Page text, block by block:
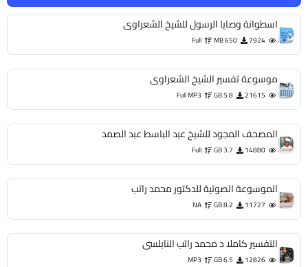
اسطوانة وصايا الرسول للشيخ الشعراوى
7924
650 MB
Full
موسوعة تفسير الشيخ الشعراوى
21615
5.8 GB
Full MP3
المصحف المجود للشيخ عبد الباسط عبد الصمد
14880
3.7 GB
Full
الموسوعة الصوتية للدكتور محمد راتب
11727
8.2 GB
NA
التفسير كاملا د محمد راتب النابلسى
12826
6.5 GB
MP3